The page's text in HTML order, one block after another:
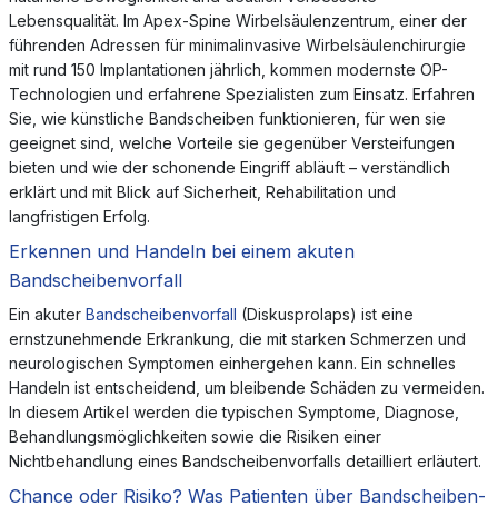
Lebensqualität. Im Apex-Spine Wirbelsäulenzentrum, einer der
führenden Adressen für minimalinvasive Wirbelsäulenchirurgie
mit rund 150 Implantationen jährlich, kommen modernste OP-
Technologien und erfahrene Spezialisten zum Einsatz. Erfahren
Sie, wie künstliche Bandscheiben funktionieren, für wen sie
geeignet sind, welche Vorteile sie gegenüber Versteifungen
bieten und wie der schonende Eingriff abläuft – verständlich
erklärt und mit Blick auf Sicherheit, Rehabilitation und
langfristigen Erfolg.
Erkennen und Handeln bei einem akuten
Bandscheibenvorfall
Ein akuter Bandscheibenvorfall (Diskusprolaps) ist eine
ernstzunehmende Erkrankung, die mit starken Schmerzen und
neurologischen Symptomen einhergehen kann. Ein schnelles
Handeln ist entscheidend, um bleibende Schäden zu vermeiden.
In diesem Artikel werden die typischen Symptome, Diagnose,
Behandlungsmöglichkeiten sowie die Risiken einer
Nichtbehandlung eines Bandscheibenvorfalls detailliert erläutert.
Chance oder Risiko? Was Patienten über Bandscheiben-